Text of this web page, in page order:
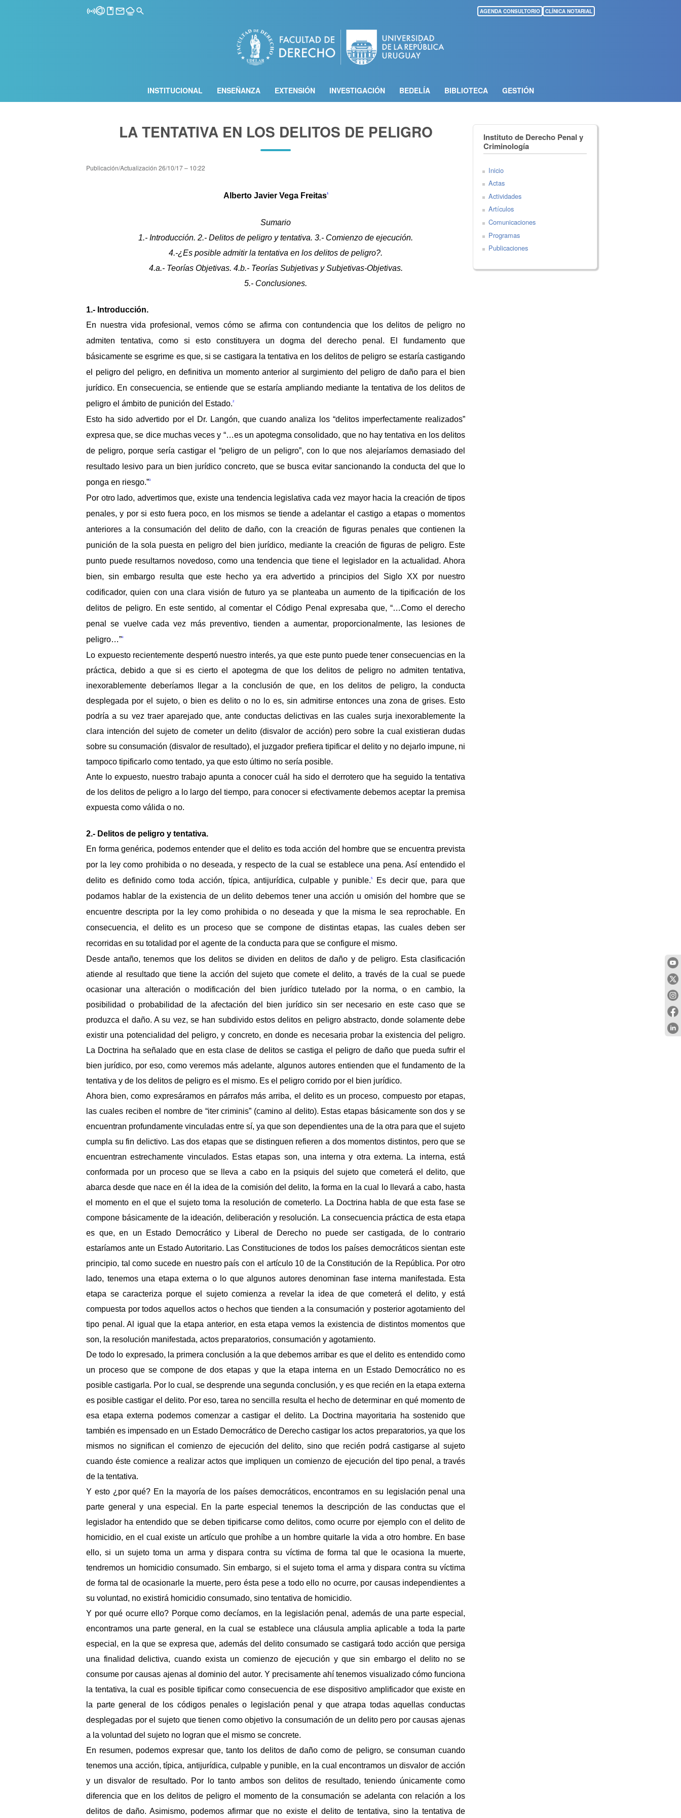
contenido
principal
AGENDA CONSULTORIO CLÍNICA NOTARIAL
INSTITUCIONAL ENSEÑANZA EXTENSIÓN INVESTIGACIÓN BEDELÍA BIBLIOTECA GESTIÓN
LA TENTATIVA EN LOS DELITOS DE PELIGRO
Publicación/Actualización 26/10/17 – 10:22
Alberto Javier Vega Freitas1
Sumario
1.- Introducción. 2.- Delitos de peligro y tentativa. 3.- Comienzo de ejecución.
4.-¿Es posible admitir la tentativa en los delitos de peligro?.
4.a.- Teorías Objetivas. 4.b.- Teorías Subjetivas y Subjetivas-Objetivas.
5.- Conclusiones.
1.- Introducción.
En nuestra vida profesional, vemos cómo se afirma con contundencia que los delitos de peligro no
admiten tentativa, como si esto constituyera un dogma del derecho penal. El fundamento que
básicamente se esgrime es que, si se castigara la tentativa en los delitos de peligro se estaría castigando
el peligro del peligro, en definitiva un momento anterior al surgimiento del peligro de daño para el bien
jurídico. En consecuencia, se entiende que se estaría ampliando mediante la tentativa de los delitos de
peligro el ámbito de punición del Estado.2
Esto ha sido advertido por el Dr. Langón, que cuando analiza los “delitos imperfectamente realizados”
expresa que, se dice muchas veces y “…es un apotegma consolidado, que no hay tentativa en los delitos
de peligro, porque sería castigar el “peligro de un peligro”, con lo que nos alejaríamos demasiado del
resultado lesivo para un bien jurídico concreto, que se busca evitar sancionando la conducta del que lo
ponga en riesgo.”3
Por otro lado, advertimos que, existe una tendencia legislativa cada vez mayor hacia la creación de tipos
penales, y por si esto fuera poco, en los mismos se tiende a adelantar el castigo a etapas o momentos
anteriores a la consumación del delito de daño, con la creación de figuras penales que contienen la
punición de la sola puesta en peligro del bien jurídico, mediante la creación de figuras de peligro. Este
punto puede resultarnos novedoso, como una tendencia que tiene el legislador en la actualidad. Ahora
bien, sin embargo resulta que este hecho ya era advertido a principios del Siglo XX por nuestro
codificador, quien con una clara visión de futuro ya se planteaba un aumento de la tipificación de los
delitos de peligro. En este sentido, al comentar el Código Penal expresaba que, “…Como el derecho
penal se vuelve cada vez más preventivo, tienden a aumentar, proporcionalmente, las lesiones de
peligro…”4
Lo expuesto recientemente despertó nuestro interés, ya que este punto puede tener consecuencias en la
práctica, debido a que si es cierto el apotegma de que los delitos de peligro no admiten tentativa,
inexorablemente deberíamos llegar a la conclusión de que, en los delitos de peligro, la conducta
desplegada por el sujeto, o bien es delito o no lo es, sin admitirse entonces una zona de grises. Esto
podría a su vez traer aparejado que, ante conductas delictivas en las cuales surja inexorablemente la
clara intención del sujeto de cometer un delito (disvalor de acción) pero sobre la cual existieran dudas
sobre su consumación (disvalor de resultado), el juzgador prefiera tipificar el delito y no dejarlo impune, ni
tampoco tipificarlo como tentado, ya que esto último no sería posible.
Ante lo expuesto, nuestro trabajo apunta a conocer cuál ha sido el derrotero que ha seguido la tentativa
de los delitos de peligro a lo largo del tiempo, para conocer si efectivamente debemos aceptar la premisa
expuesta como válida o no.
2.- Delitos de peligro y tentativa.
En forma genérica, podemos entender que el delito es toda acción del hombre que se encuentra prevista
por la ley como prohibida o no deseada, y respecto de la cual se establece una pena. Así entendido el
delito es definido como toda acción, típica, antijurídica, culpable y punible.5
Es decir que, para que
podamos hablar de la existencia de un delito debemos tener una acción u omisión del hombre que se
encuentre descripta por la ley como prohibida o no deseada y que la misma le sea reprochable. En
consecuencia, el delito es un proceso que se compone de distintas etapas, las cuales deben ser
recorridas en su totalidad por el agente de la conducta para que se configure el mismo.
Desde antaño, tenemos que los delitos se dividen en delitos de daño y de peligro. Esta clasificación
atiende al resultado que tiene la acción del sujeto que comete el delito, a través de la cual se puede
ocasionar una alteración o modificación del bien jurídico tutelado por la norma, o en cambio, la
posibilidad o probabilidad de la afectación del bien jurídico sin ser necesario en este caso que se
produzca el daño. A su vez, se han subdivido estos delitos en peligro abstracto, donde solamente debe
existir una potencialidad del peligro, y concreto, en donde es necesaria probar la existencia del peligro.
La Doctrina ha señalado que en esta clase de delitos se castiga el peligro de daño que pueda sufrir el
bien jurídico, por eso, como veremos más adelante, algunos autores entienden que el fundamento de la
tentativa y de los delitos de peligro es el mismo. Es el peligro corrido por el bien jurídico.
Ahora bien, como expresáramos en párrafos más arriba, el delito es un proceso, compuesto por etapas,
las cuales reciben el nombre de “iter criminis” (camino al delito). Estas etapas básicamente son dos y se
encuentran profundamente vinculadas entre sí, ya que son dependientes una de la otra para que el sujeto
cumpla su fin delictivo. Las dos etapas que se distinguen refieren a dos momentos distintos, pero que se
encuentran estrechamente vinculados. Estas etapas son, una interna y otra externa. La interna, está
conformada por un proceso que se lleva a cabo en la psiquis del sujeto que cometerá el delito, que
abarca desde que nace en él la idea de la comisión del delito, la forma en la cual lo llevará a cabo, hasta
el momento en el que el sujeto toma la resolución de cometerlo. La Doctrina habla de que esta fase se
compone básicamente de la ideación, deliberación y resolución. La consecuencia práctica de esta etapa
es que, en un Estado Democrático y Liberal de Derecho no puede ser castigada, de lo contrario
estaríamos ante un Estado Autoritario. Las Constituciones de todos los países democráticos sientan este
principio, tal como sucede en nuestro país con el artículo 10 de la Constitución de la República. Por otro
lado, tenemos una etapa externa o lo que algunos autores denominan fase interna manifestada. Esta
etapa se caracteriza porque el sujeto comienza a revelar la idea de que cometerá el delito, y está
compuesta por todos aquellos actos o hechos que tienden a la consumación y posterior agotamiento del
tipo penal. Al igual que la etapa anterior, en esta etapa vemos la existencia de distintos momentos que
son, la resolución manifestada, actos preparatorios, consumación y agotamiento.
De todo lo expresado, la primera conclusión a la que debemos arribar es que el delito es entendido como
un proceso que se compone de dos etapas y que la etapa interna en un Estado Democrático no es
posible castigarla. Por lo cual, se desprende una segunda conclusión, y es que recién en la etapa externa
es posible castigar el delito. Por eso, tarea no sencilla resulta el hecho de determinar en qué momento de
esa etapa externa podemos comenzar a castigar el delito. La Doctrina mayoritaria ha sostenido que
también es impensado en un Estado Democrático de Derecho castigar los actos preparatorios, ya que los
mismos no significan el comienzo de ejecución del delito, sino que recién podrá castigarse al sujeto
cuando éste comience a realizar actos que impliquen un comienzo de ejecución del tipo penal, a través
de la tentativa.
Y esto ¿por qué? En la mayoría de los países democráticos, encontramos en su legislación penal una
parte general y una especial. En la parte especial tenemos la descripción de las conductas que el
legislador ha entendido que se deben tipificarse como delitos, como ocurre por ejemplo con el delito de
homicidio, en el cual existe un artículo que prohíbe a un hombre quitarle la vida a otro hombre. En base
ello, si un sujeto toma un arma y dispara contra su víctima de forma tal que le ocasiona la muerte,
tendremos un homicidio consumado. Sin embargo, si el sujeto toma el arma y dispara contra su víctima
de forma tal de ocasionarle la muerte, pero ésta pese a todo ello no ocurre, por causas independientes a
su voluntad, no existirá homicidio consumado, sino tentativa de homicidio.
Y por qué ocurre ello? Porque como decíamos, en la legislación penal, además de una parte especial,
encontramos una parte general, en la cual se establece una cláusula amplia aplicable a toda la parte
especial, en la que se expresa que, además del delito consumado se castigará todo acción que persiga
una finalidad delictiva, cuando exista un comienzo de ejecución y que sin embargo el delito no se
consume por causas ajenas al dominio del autor. Y precisamente ahí tenemos visualizado cómo funciona
la tentativa, la cual es posible tipificar como consecuencia de ese dispositivo amplificador que existe en
la parte general de los códigos penales o legislación penal y que atrapa todas aquellas conductas
desplegadas por el sujeto que tienen como objetivo la consumación de un delito pero por causas ajenas
a la voluntad del sujeto no logran que el mismo se concrete.
En resumen, podemos expresar que, tanto los delitos de daño como de peligro, se consuman cuando
tenemos una acción, típica, antijurídica, culpable y punible, en la cual encontramos un disvalor de acción
y un disvalor de resultado. Por lo tanto ambos son delitos de resultado, teniendo únicamente como
diferencia que en los delitos de peligro el momento de la consumación se adelanta con relación a los
delitos de daño. Asimismo, podemos afirmar que no existe el delito de tentativa, sino la tentativa de
Instituto de Derecho Penal y
Criminología
Inicio
Actas
Actividades
Artículos
Comunicaciones
Programas
Publicaciones